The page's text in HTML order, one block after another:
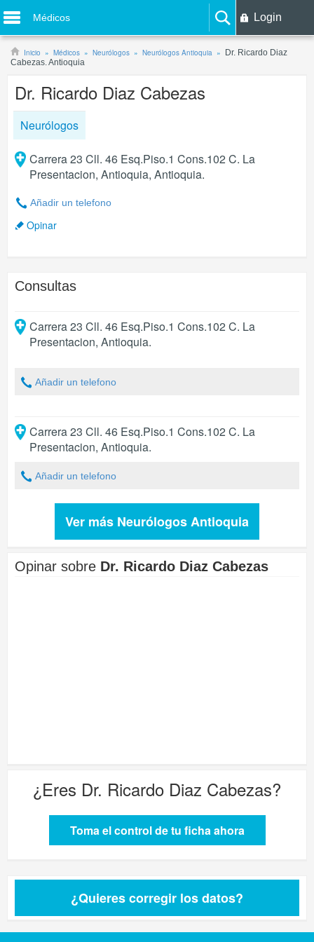
Médicos Login
Inicio Médicos Neurólogos Neurólogos Antioquia
Dr. Ricardo Diaz
Cabezas. Antioquia
Dr. Ricardo Diaz Cabezas
Neurólogos
Carrera 23 Cll. 46 Esq.Piso.1 Cons.102 C. La
Presentacion, Antioquia, Antioquia.
Añadir un telefono
Opinar
Consultas
Carrera 23 Cll. 46 Esq.Piso.1 Cons.102 C. La
Presentacion, Antioquia.
Añadir un telefono
Carrera 23 Cll. 46 Esq.Piso.1 Cons.102 C. La
Presentacion, Antioquia.
Añadir un telefono
Ver más Neurólogos Antioquia
Opinar sobre Dr. Ricardo Diaz Cabezas
¿Eres Dr. Ricardo Diaz Cabezas?
Toma el control de tu ficha ahora
¿Quieres corregir los datos?